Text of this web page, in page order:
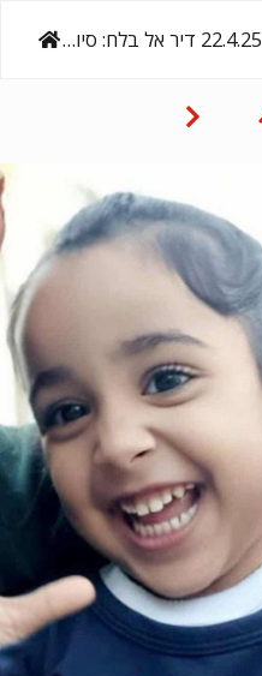
‎22.4.25‏ דיר אל בלח: סיוואר דלול